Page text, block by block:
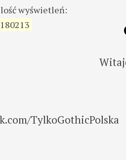
wyświetleń:
180213
TylkoGothicPolska